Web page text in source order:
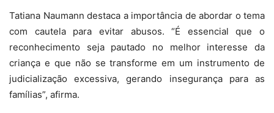
Tatiana Naumann destaca a importância de abordar o tema
com cautela para evitar abusos. “É essencial que o
reconhecimento seja pautado no melhor interesse da
criança e que não se transforme em um instrumento de
judicialização excessiva, gerando insegurança para as
famílias”, afirma.